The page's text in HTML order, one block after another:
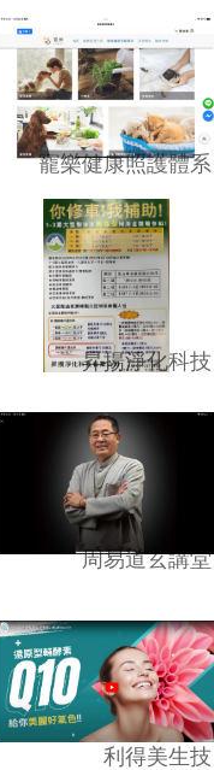
寵樂健康照護體系
昇揚淨化科技
周易道玄講堂
利得美生技